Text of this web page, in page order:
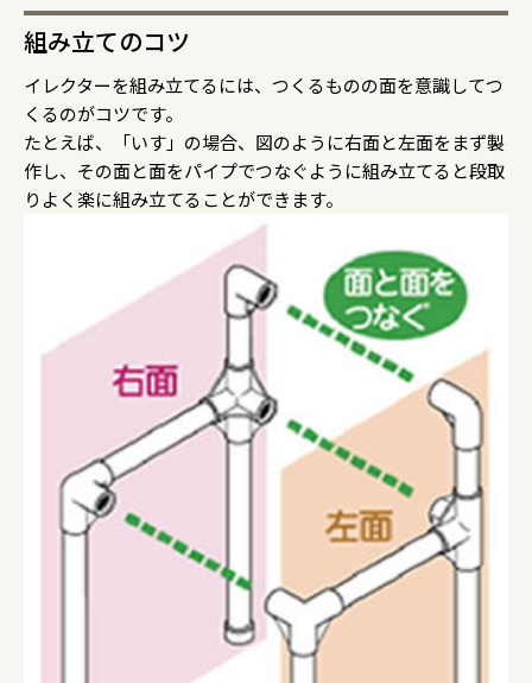
組み立てのコツ
イレクターを組み立てるには、つくるものの面を意識してつ
くるのがコツです。
たとえば、「いす」の場合、図のように右面と左面をまず製
作し、その面と面をパイプでつなぐように組み立てると段取
りよく楽に組み立てることができます。